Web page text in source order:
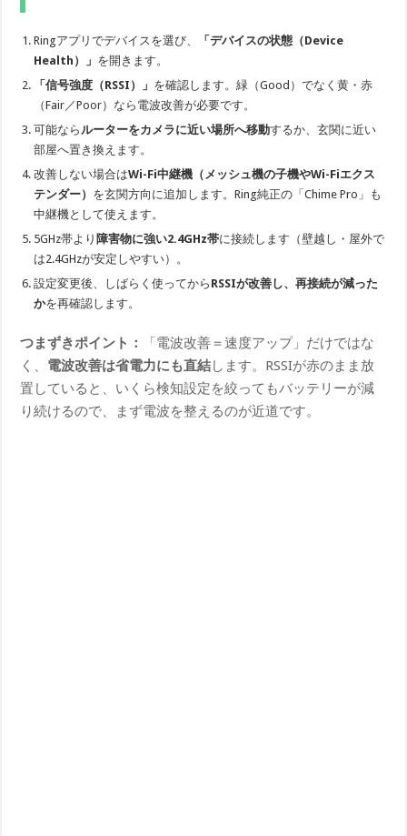
Ringアプリでデバイスを選び、
「デバイスの状態（Device
Health）」 を開きます。
「信号強度（RSSI）」 を確認します。緑（Good）でなく黄・赤
（Fair／Poor）なら電波改善が必要です。
可能なら ルーターをカメラに近い場所へ移動するか、玄関に近い
部屋へ置き換えます。
改善しない場合はWi-Fi中継機（メッシュ機の子機やWi-Fiエクス
テンダー） を玄関方向に追加します。Ring純正の「Chime Pro」も
中継機として使えます。
5GHz帯より障害物に強い2.4GHz帯に接続します（壁越し・屋外で
は2.4GHzが安定しやすい）。
設定変更後、しばらく使ってから RSSIが改善し、再接続が減った
かを再確認します。
つまずきポイント：
「電波改善＝速度アップ」だけではな
く、 電波改善は省電力にも直結します。RSSIが赤のまま放
置していると、いくら検知設定を絞ってもバッテリーが減
り続けるので、まず電波を整えるのが近道です。